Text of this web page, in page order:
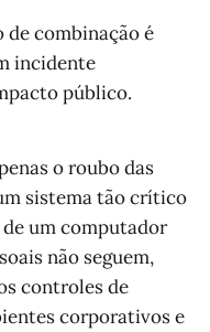
de combinação é
incidente
público.
o roubo das
sistema tão crítico
um computador
não seguem,
controles de
corporativos e